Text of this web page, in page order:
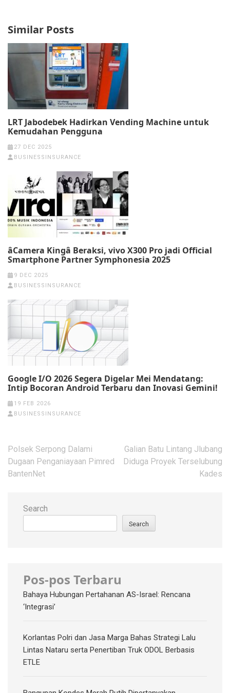
Similar Posts
LRT Jabodebek Hadirkan Vending Machine untuk
Kemudahan Pengguna
27 DEC 2025
BUSINESSINSURANCE
âCamera Kingâ Beraksi, vivo X300 Pro jadi Official
Smartphone Partner Symphonesia 2025
9 DEC 2025
BUSINESSINSURANCE
Google I/O 2026 Segera Digelar Mei Mendatang:
Intip Bocoran Android Terbaru dan Inovasi Gemini!
19 FEB 2026
BUSINESSINSURANCE
Post
navigation
Polsek Serpong Dalami
Dugaan Penganiayaan Pimred
BantenNet
Galian Batu Lintang Jlubang
Diduga Proyek Terselubung
Kades
Search
Search
Pos-pos Terbaru
Bahaya Hubungan Pertahanan AS-Israel: Rencana
‘Integrasi’
Korlantas Polri dan Jasa Marga Bahas Strategi Lalu
Lintas Nataru serta Penertiban Truk ODOL Berbasis
ETLE